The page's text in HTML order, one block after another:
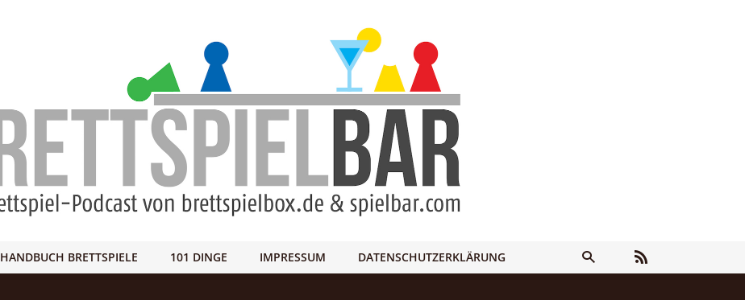
HANDBUCH BRETTSPIELE 101 DINGE IMPRESSUM DATENSCHUTZERKLÄRUNG